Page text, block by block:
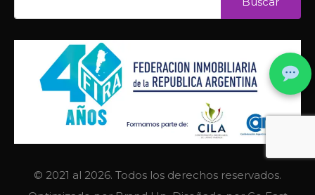
© 2021 al 2026. Todos los derechos reservados.